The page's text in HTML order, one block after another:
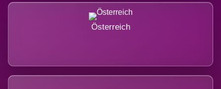
Österreich